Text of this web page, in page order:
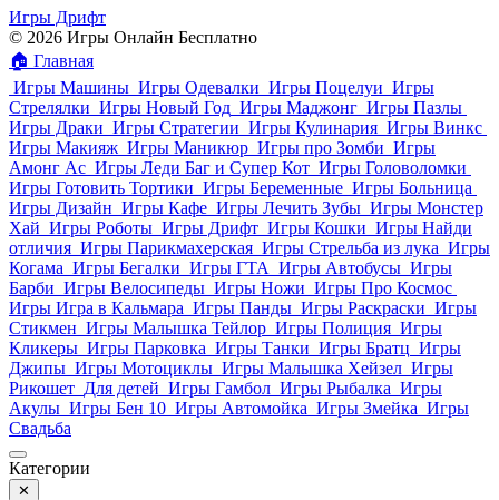
Игры Дрифт
© 2026 Игры Онлайн Бесплатно
🏠 Главная
Игры Машины Игры Одевалки Игры Поцелуи Игры
Стрелялки Игры Новый Год Игры Маджонг Игры Пазлы
Игры Драки Игры Стратегии Игры Кулинария Игры Винкс
Игры Макияж Игры Маникюр Игры про Зомби Игры
Амонг Ас Игры Леди Баг и Супер Кот Игры Головоломки
Игры Готовить Тортики Игры Беременные Игры Больница
Игры Дизайн Игры Кафе Игры Лечить Зубы Игры Монстер
Хай Игры Роботы Игры Дрифт Игры Кошки Игры Найди
отличия Игры Парикмахерская Игры Стрельба из лука Игры
Когама Игры Бегалки Игры ГТА Игры Автобусы Игры
Барби Игры Велосипеды Игры Ножи Игры Про Космос
Игры Игра в Кальмара Игры Панды Игры Раскраски Игры
Стикмен Игры Малышка Тейлор Игры Полиция Игры
Кликеры Игры Парковка Игры Танки Игры Братц Игры
Джипы Игры Мотоциклы Игры Малышка Хейзел Игры
Рикошет Для детей Игры Гамбол Игры Рыбалка Игры
Акулы Игры Бен 10 Игры Автомойка Игры Змейка Игры
Свадьба
Категории
✕